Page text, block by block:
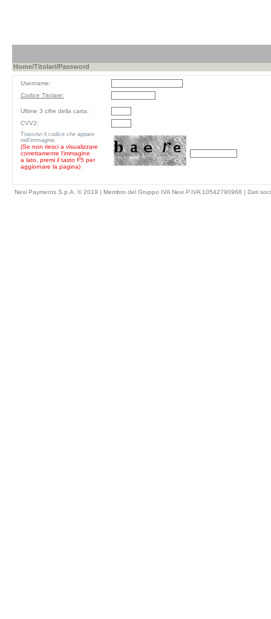
Home/Titolari/Password
Username:
Codice Titolare:
Ultime 3 cifre della carta:
CVV2:
Trascrivi il codice che appare
nell'immagine.
(Se non riesci a visualizzare
correttamente l'immagine
a lato, premi il tasto F5 per
aggiornare la pagina)
Nexi Payments S.p.A. © 2019 | Membro del Gruppo IVA Nexi P.IVA 10542790968 | Dati